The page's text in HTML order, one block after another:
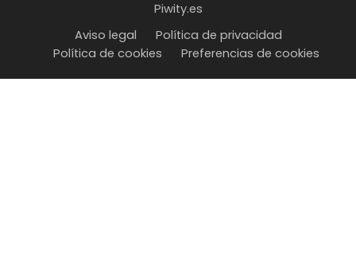
Piwity.es
Aviso legal
Política de privacidad
Política de cookies
Preferencias de cookies